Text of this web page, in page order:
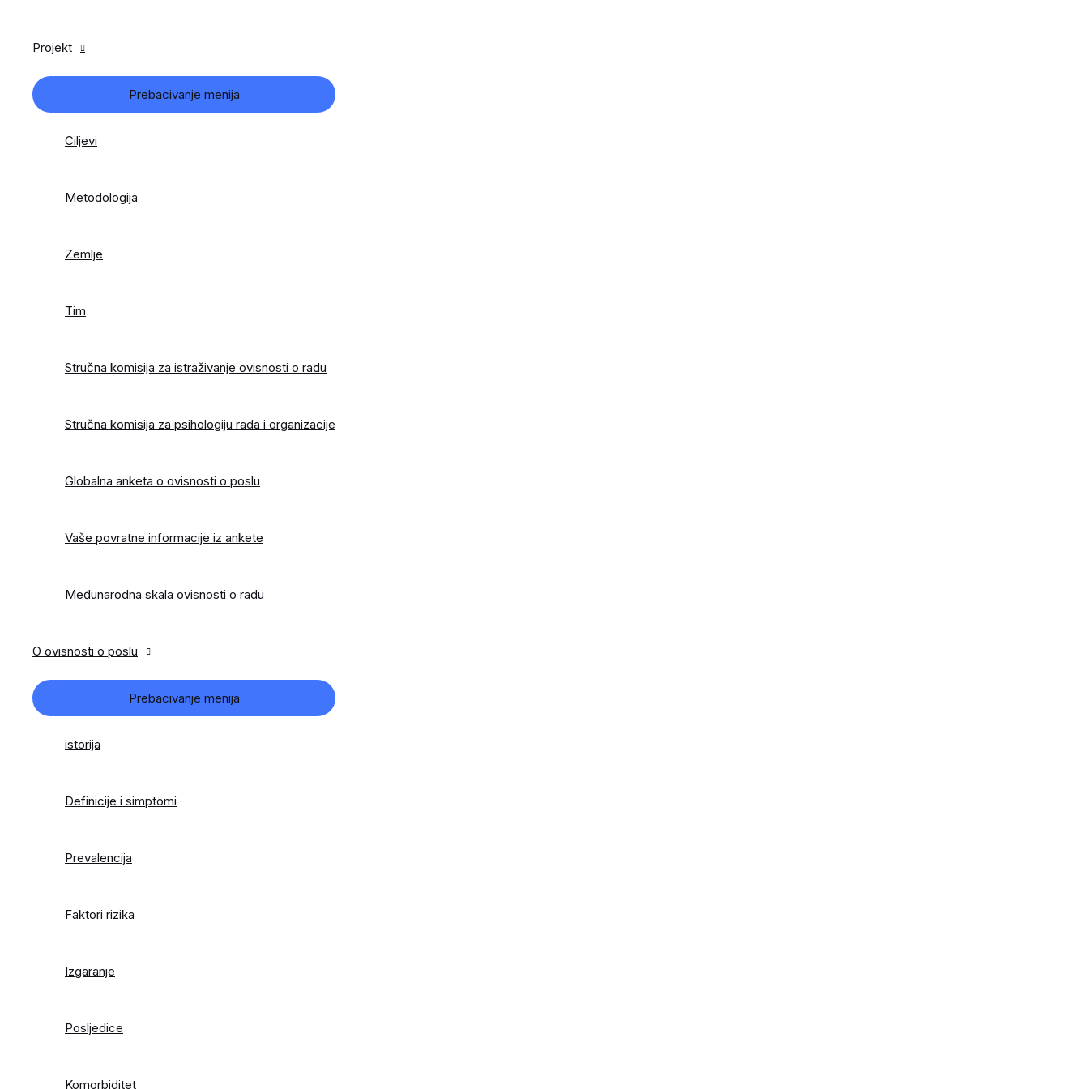
Projekt
Prebacivanje menija
Ciljevi
Metodologija
Zemlje
Tim
Stručna komisija za istraživanje ovisnosti o radu
Stručna komisija za psihologiju rada i organizacije
Globalna anketa o ovisnosti o poslu
Vaše povratne informacije iz ankete
Međunarodna skala ovisnosti o radu
O ovisnosti o poslu
Prebacivanje menija
istorija
Definicije i simptomi
Prevalencija
Faktori rizika
Izgaranje
Posljedice
Komorbiditet